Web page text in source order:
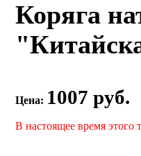
Коряга
Цена: 1007 руб.
В настоящее время этого